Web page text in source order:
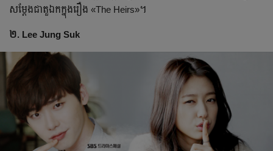
សម្ដែង​ជាតួឯកក្នុង​រឿង «The Heirs»។
២. Lee Jung Suk